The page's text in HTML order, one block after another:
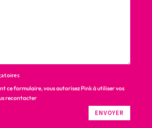
ce formulaire, vous autorisez Pink à utiliser vos
recontacter
ENVOYER